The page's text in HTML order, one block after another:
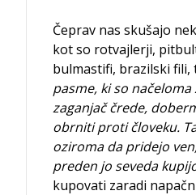
Čeprav nas skušajo
kot so rotvajlerji,
bulmastifi, brazilski fili,
pasme, ki so
zaganjač črede,
obrniti proti človeku.
oziroma da pridejo
preden jo seveda
kupovati zaradi